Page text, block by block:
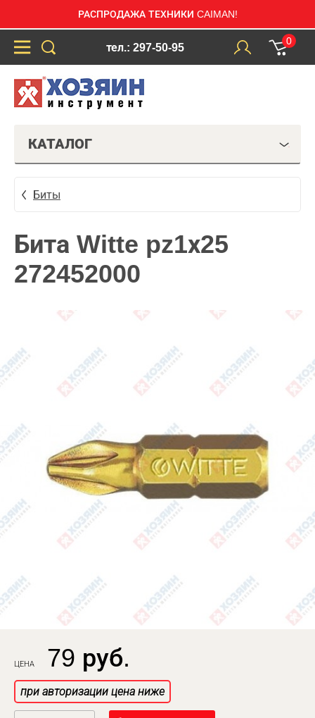
РАСПРОДАЖА ТЕХНИКИ CAIMAN!
тел.: 297-50-95
0
КАТАЛОГ
Биты
Бита Witte pz1х25
272452000
ЦЕНА 79 руб.
при авторизации цена ниже